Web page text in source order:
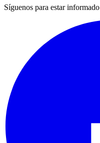
Síguenos para estar informado